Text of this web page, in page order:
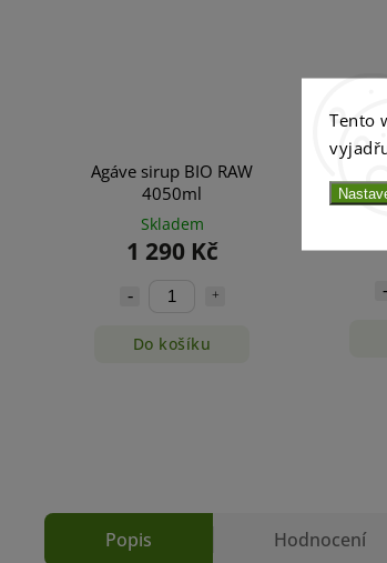
Tento
Agáve sirup BIO RAW
4050ml
Skladem
1 290 Kč
Do košíku
Popis Hodnocení